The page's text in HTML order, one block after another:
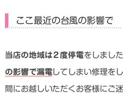
ここ最近の台風の影響で
当店の地域は２度停電をしまし
の影響で漏電してしまい修理を
間にお越しいただくお客様にご